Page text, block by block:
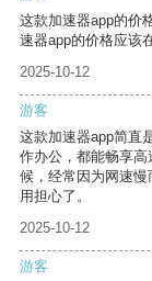
这款加速器app的价
速器app的价格应该
2025-10-12
游客
这款加速器app简直
作办公，都能畅享
候，经常因为网速
用担心了。
2025-10-12
游客